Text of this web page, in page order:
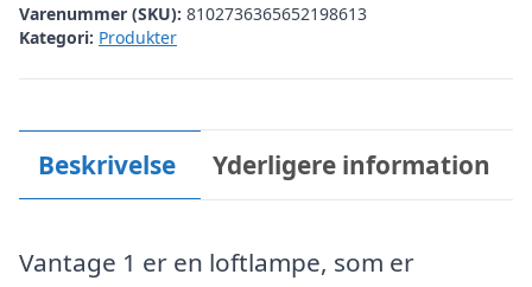
Varenummer (SKU): 8102736365652198613
Kategori: Produkter
Beskrivelse Yderligere information
Vantage 1 er en loftlampe, som er